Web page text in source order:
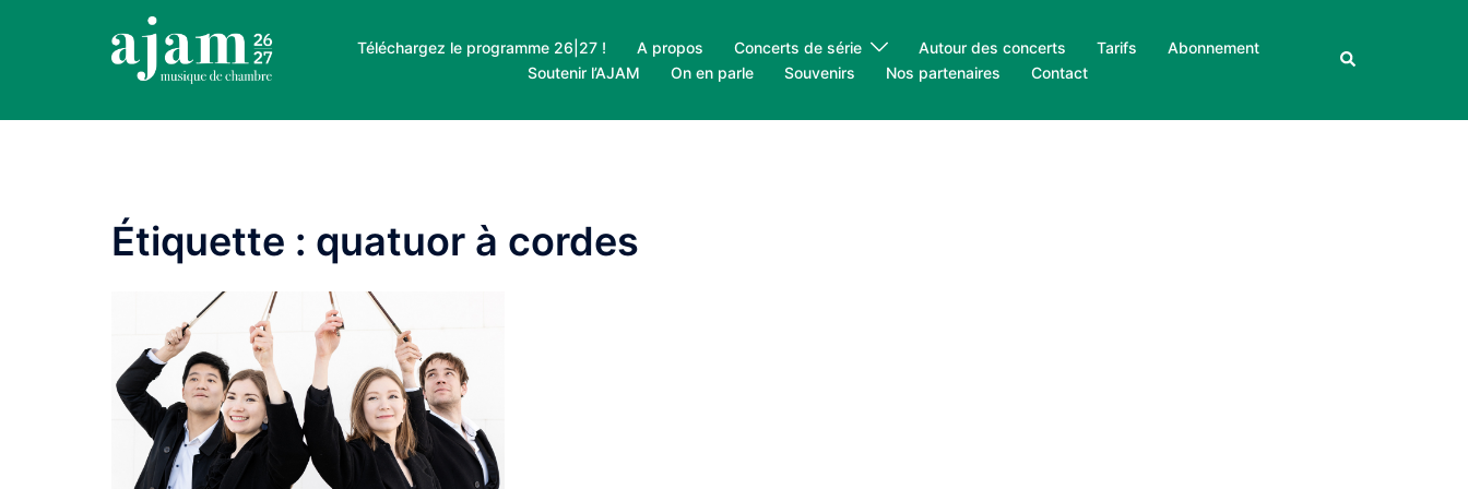
Téléchargez le programme 26|27 ! A propos Concerts de série Autour des concerts Tarifs
Abonnement
Soutenir l’AJAM
On en parle Souvenirs Nos partenaires Contact
Rechercher
Étiquette : quatuor à cordes